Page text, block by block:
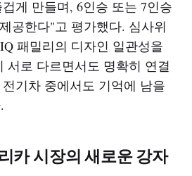
게 만들며, 6인승 또는 7인승
공한다"고 평가했다. 심사위
패밀리의 디자인 일관성을
서로 다르면서도 명확히 연결
기차 중에서도 기억에 남을
카 시장의 새로운 강자